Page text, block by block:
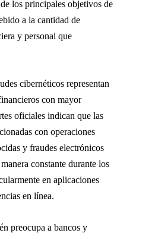
los principales objetivos de
a la cantidad de
y personal que
cibernéticos representan
con mayor
oficiales indican que las
con operaciones
y fraudes electrónicos
constante durante los
en aplicaciones
en línea.
preocupa a bancos y